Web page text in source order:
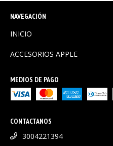
NAVEGACIÓN
INICIO
ACCESORIOS APPLE
MEDIOS DE PAGO
CONTACTANOS
3004221394